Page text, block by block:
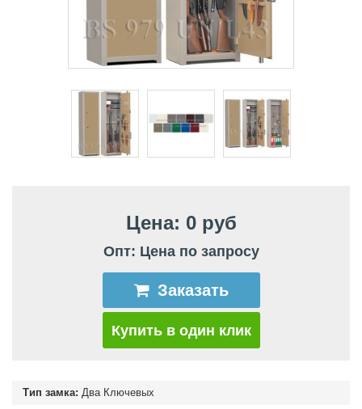
Цена: 0 руб
Опт: Цена по запросу
Заказать
Купить в один клик
Тип замка: Два Ключевых